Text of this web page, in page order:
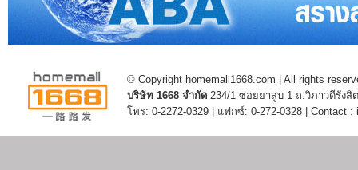
© Copyright homemall1668.com | All rights
บริษัท 1668 จำกัด 234/1 ซอยยาสูบ 1 ถ.วิภาวดีรัง
โทร: 0-2272-0329 | แฟกซ์: 0-272-0328 | Contact